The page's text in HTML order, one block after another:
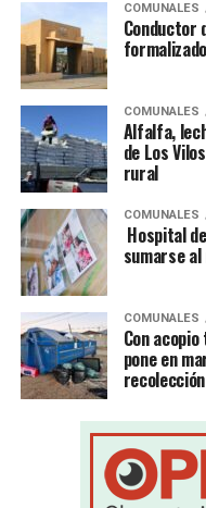
COMUNALES
Conductor
COMUNALES
Alfalfa,
de Los
rural
COMUNALES
Hospital
sumarse
COMUNALES
Con
pone en